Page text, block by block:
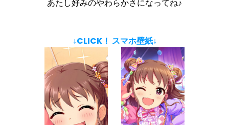
あたし好みのやわらかさになってね♪
↓CLICK！ スマホ壁紙↓